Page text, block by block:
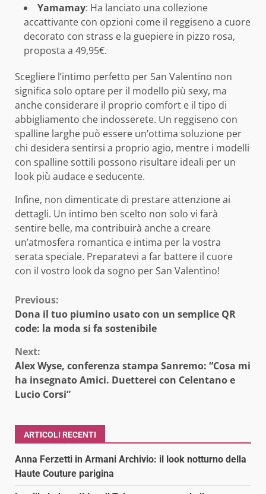
Yamamay: Ha lanciato una collezione
accattivante con opzioni come il reggiseno a cuore
decorato con strass e la guepiere in pizzo rosa,
proposta a 49,95€.
Scegliere l’intimo perfetto per San Valentino non
significa solo optare per il modello più sexy, ma
anche considerare il proprio comfort e il tipo di
abbigliamento che indosserete. Un reggiseno con
spalline larghe può essere un’ottima soluzione per
chi desidera sentirsi a proprio agio, mentre i modelli
con spalline sottili possono risultare ideali per un
look più audace e seducente.
Infine, non dimenticate di prestare attenzione ai
dettagli. Un intimo ben scelto non solo vi farà
sentire belle, ma contribuirà anche a creare
un’atmosfera romantica e intima per la vostra
serata speciale. Preparatevi a far battere il cuore
con il vostro look da sogno per San Valentino!
Continue
Reading
Previous:
Dona il tuo piumino usato con un semplice QR
code: la moda si fa sostenibile
Next:
Alex Wyse, conferenza stampa Sanremo: “Cosa mi
ha insegnato Amici. Duetterei con Celentano e
Lucio Corsi”
ARTICOLI RECENTI
Anna Ferzetti in Armani Archivio: il look notturno della
Haute Couture parigina